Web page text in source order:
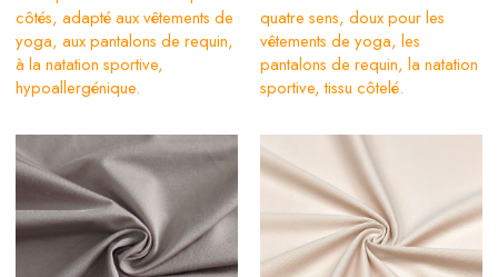
côtés, adapté aux vêtements de
yoga, aux pantalons de requin,
à la natation sportive,
hypoallergénique.
quatre sens, doux pour les
vêtements de yoga, les
pantalons de requin, la natation
sportive, tissu côtelé.